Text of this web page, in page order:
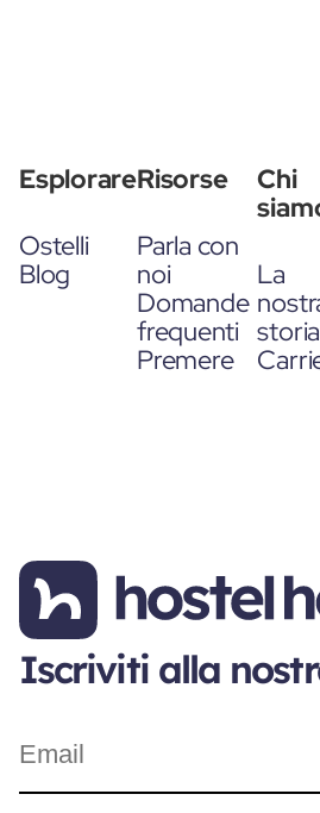
Esplorare
Ostelli
Blog
Risorse
Parla con
noi
Domande
frequenti
Premere
Chi
La
storia
Iscriviti alla